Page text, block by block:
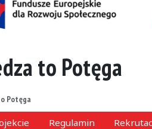
to Potęga
Potęga
Regulamin